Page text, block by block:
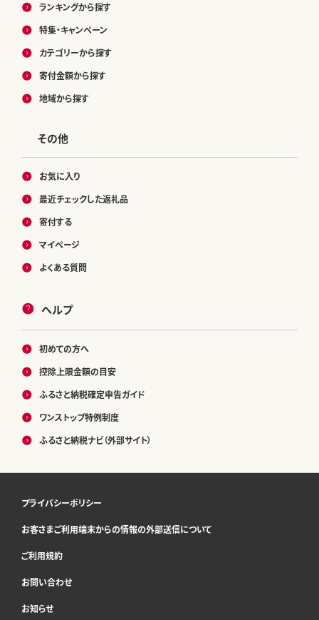
ランキングから探す
特集・キャンペーン
カテゴリーから探す
寄付金額から探す
地域から探す
その他
お気に入り
最近チェックした返礼品
寄付する
マイページ
よくある質問
ヘルプ
初めての方へ
控除上限金額の目安
ふるさと納税確定申告ガイド
ワンストップ特例制度
ふるさと納税ナビ（外部サイト）
プライバシーポリシー
お客さまご利用端末からの情報の外部送信について
ご利用規約
お問い合わせ
お知らせ